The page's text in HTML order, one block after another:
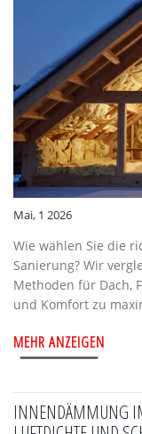
Mai, 1 2026
Wie wählen Sie die
Sanierung? Wir
Methoden für Dach,
und Komfort zu
MEHR ANZEIGEN
INNENDÄMMUNG